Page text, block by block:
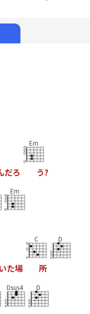
だろ
Em
う?
Em
た場
C
所
D
Dsus4 D